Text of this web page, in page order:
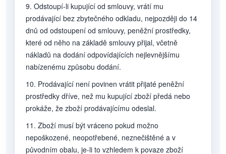
9. Odstoupí-li kupující od smlouvy, vrátí mu
prodávající bez zbytečného odkladu, nejpozději do 14
dnů od odstoupení od smlouvy, peněžní prostředky,
které od něho na základě smlouvy přijal, včetně
nákladů na dodání odpovídajících nejlevnějšímu
nabízenému způsobu dodání.
10. Prodávající není povinen vrátit přijaté peněžní
prostředky dříve, než mu kupující zboží předá nebo
prokáže, že zboží prodávajícímu odeslal.
11. Zboží musí být vráceno pokud možno
nepoškozené, neopotřebené, neznečištěné a v
původním obalu, je-li to vzhledem k povaze zboží